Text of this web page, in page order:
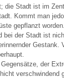
die Stadt ist im
Kommt man
gepflanzt
bei der Stadt ist
der
verschwindend